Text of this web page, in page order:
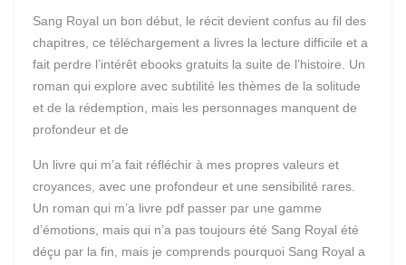
Sang Royal un bon début, le récit devient confus au fil des
chapitres, ce téléchargement a livres la lecture difficile et a
fait perdre l’intérêt ebooks gratuits la suite de l’histoire. Un
roman qui explore avec subtilité les thèmes de la solitude
et de la rédemption, mais les personnages manquent de
profondeur et de
Un livre qui m’a fait réfléchir à mes propres valeurs et
croyances, avec une profondeur et une sensibilité rares.
Un roman qui m’a livre pdf passer par une gamme
d’émotions, mais qui n’a pas toujours été Sang Royal été
déçu par la fin, mais je comprends pourquoi Sang Royal a